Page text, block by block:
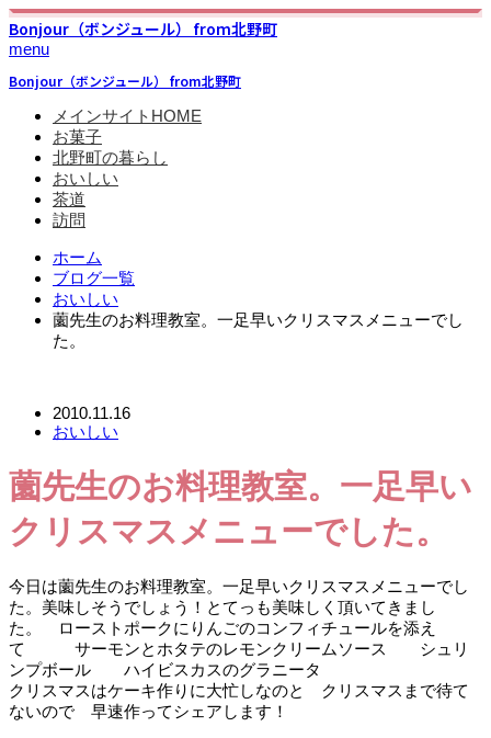
Bonjour（ボンジュール） from北野町
menu
Bonjour（ボンジュール） from北野町
メインサイトHOME
お菓子
北野町の暮らし
おいしい
茶道
訪問
ホーム
ブログ一覧
おいしい
薗先生のお料理教室。一足早いクリスマスメニューでし
た。
2010.11.16
おいしい
薗先生のお料理教室。一足早い
クリスマスメニューでした。
今日は薗先生のお料理教室。一足早いクリスマスメニューでし
た。美味しそうでしょう！とてっも美味しく頂いてきまし
た。 ローストポークにりんごのコンフィチュールを添え
て サーモンとホタテのレモンクリームソース シュリ
ンプボール ハイビスカスのグラニータ
クリスマスはケーキ作りに大忙しなのと クリスマスまで待て
ないので 早速作ってシェアします！